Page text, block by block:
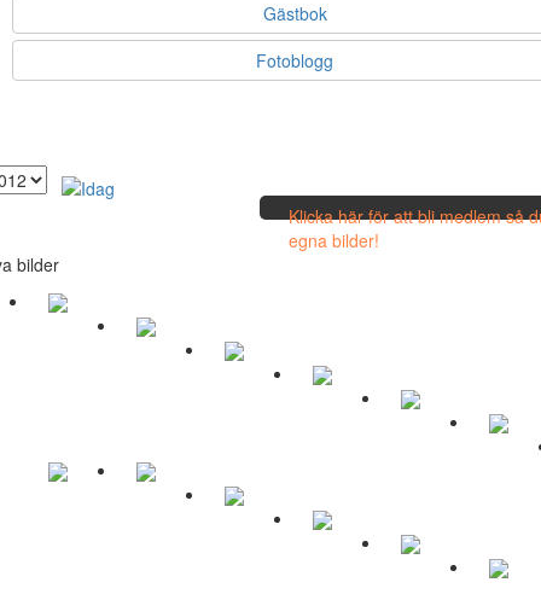
Gästbok
Fotoblogg
Klicka här för att bli medlem så
egna bilder!
bilder